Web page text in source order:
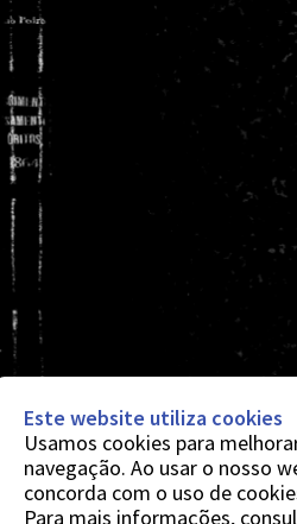
Este website utiliza cookies
Usamos cookies para
navegação. Ao usar o nosso
concorda com o uso de
Para mais informações,